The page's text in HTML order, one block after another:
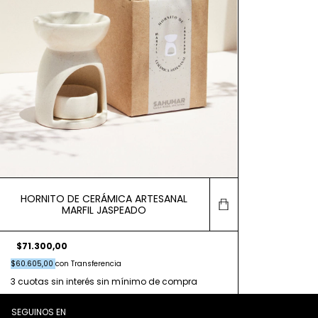
HORNITO DE CERÁMICA ARTESANAL
MARFIL JASPEADO
$71.300,00
$60.605,00 con Transferencia
SEGUINOS EN